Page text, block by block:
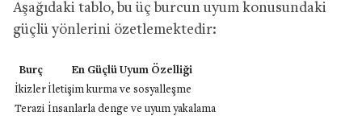
Aşağıdaki tablo, bu üç burcun uyum konusundaki
güçlü yönlerini özetlemektedir:
Burç
En Güçlü Uyum Özelliği
İkizlerİletişim kurma ve sosyalleşme
Terazi İnsanlarla denge ve uyum yakalama